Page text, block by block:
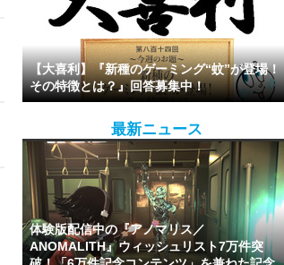
【大喜利】『新種のゲーミング“蚊”が登場！
その特徴とは？』回答募集中！
最新ニュース
体験版配信中の『アノマリス／
ANOMALITH』ウィッシュリスト7万件突